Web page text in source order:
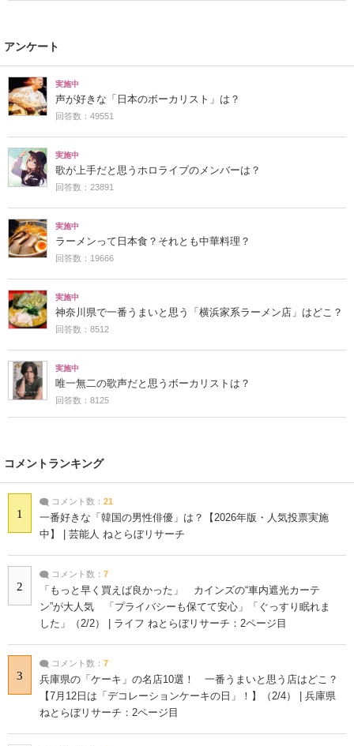
アンケート
実施中
声が好きな「日本のボーカリスト」は？
回答数：49551
実施中
歌が上手だと思うホロライブのメンバーは？
回答数：23891
実施中
ラーメンって日本食？それとも中華料理？
回答数：19666
実施中
神奈川県で一番うまいと思う「横浜家系ラーメン店」はどこ？
回答数：8512
実施中
唯一無二の歌声だと思うボーカリストは？
回答数：8125
コメントランキング
1
コメント数： 21
一番好きな「韓国の男性俳優」は？【2026年版・人気投票実施
中】 | 芸能人 ねとらぼリサーチ
2
コメント数： 7
「もっと早く買えば良かった」 カインズの“車内遮光カーテ
ン”が大人気 「プライバシーも保てて安心」「ぐっすり眠れま
した」（2/2） | ライフ ねとらぼリサーチ：2ページ目
3
コメント数： 7
兵庫県の「ケーキ」の名店10選！ 一番うまいと思う店はどこ？
【7月12日は「デコレーションケーキの日」！】（2/4） | 兵庫県
ねとらぼリサーチ：2ページ目